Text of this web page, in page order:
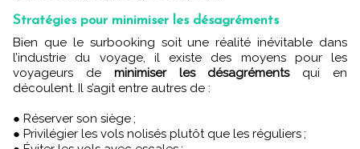
Stratégies pour minimiser les désagréments
Bien que le surbooking soit une réalité inévitable dans
l’industrie du voyage, il existe des moyens pour les
voyageurs de minimiser les désagrémentsqui en
découlent. Il s’agit entre autres de :
● Réserver son siège ;
● Privilégier les vols nolisés plutôt que les réguliers ;